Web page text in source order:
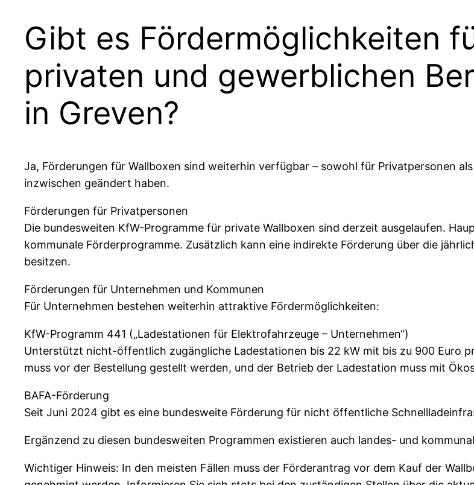
Gibt es Fördermöglichkeiten
privaten und gewerblichen
in Greven?
Ja, Förderungen für Wallboxen sind weiterhin verfügbar – sowohl für Privatpersonen
inzwischen geändert haben.
Förderungen für Privatpersonen
Die bundesweiten KfW-Programme für private Wallboxen sind derzeit ausgelaufen.
kommunale Förderprogramme. Zusätzlich kann eine indirekte Förderung über die
besitzen.
Förderungen für Unternehmen und Kommunen
Für Unternehmen bestehen weiterhin attraktive Fördermöglichkeiten:
KfW-Programm 441 („Ladestationen für Elektrofahrzeuge – Unternehmen“)
Unterstützt nicht-öffentlich zugängliche Ladestationen bis 22 kW mit bis zu 900 Euro
muss vor der Bestellung gestellt werden, und der Betrieb der Ladestation muss mit
BAFA-Förderung
Seit Juni 2024 gibt es eine bundesweite Förderung für nicht öffentliche
Ergänzend zu diesen bundesweiten Programmen existieren auch landes- und
Wichtiger Hinweis: In den meisten Fällen muss der Förderantrag vor dem Kauf der